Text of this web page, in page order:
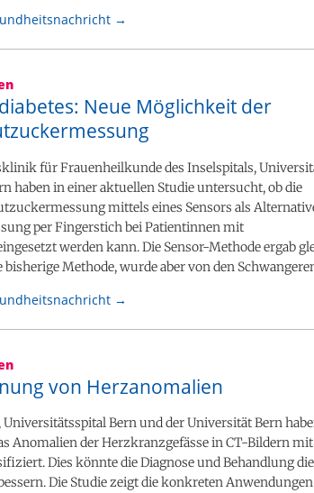
→
Neue Möglichkeit der
für Frauenheilkunde des Inselspitals,
haben in einer aktuellen Studie untersucht, ob die
mittels eines Sensors als
per Fingerstich bei Patientinnen mit
werden kann. Die Sensor-Methode ergab
Methode, wurde aber von den
→
von Herzanomalien
Universitätsspital Bern und der Universität Bern
Anomalien der Herzkranzgefässe in CT-Bildern
Dies könnte die Diagnose und Behandlung
Die Studie zeigt die konkreten